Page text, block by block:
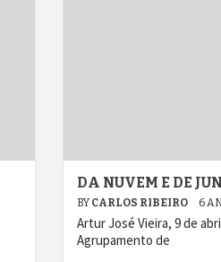
DA NUVEM E DE
BY CARLOS RIBEIRO 6
Artur José Vieira, 9 de
Agrupamento de